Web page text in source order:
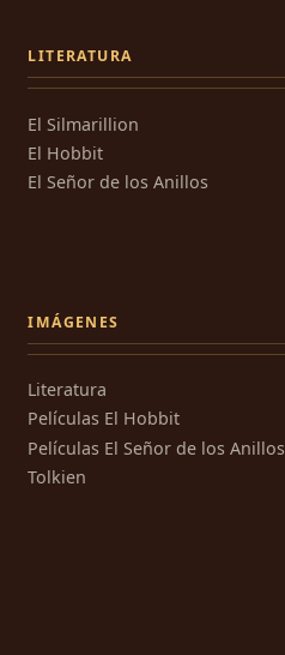
LITERATURA
El Silmarillion
El Hobbit
El Señor de los Anillos
IMÁGENES
Literatura
Películas El Hobbit
Películas El Señor de los Anillos
Tolkien